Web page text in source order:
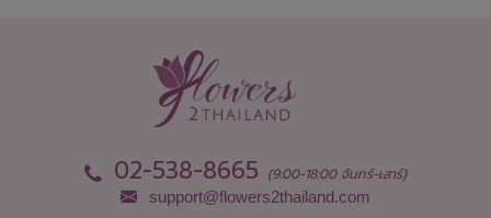
อุตรดิตถ์
อุทัยธานี
02-538-8665 (9:00-18:00 จันทร์-เสาร์)
support@flowers2thailand.com